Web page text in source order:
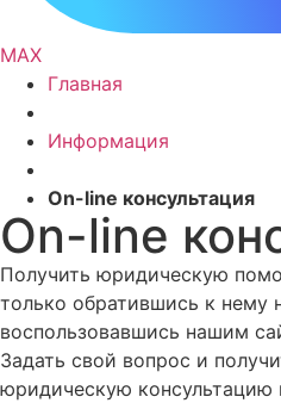
MAX
Главная
Информация
On-line консультация
On-line
Получить юридическую
только обратившись к нему
воспользовавшись нашим
Задать свой вопрос и
юридическую